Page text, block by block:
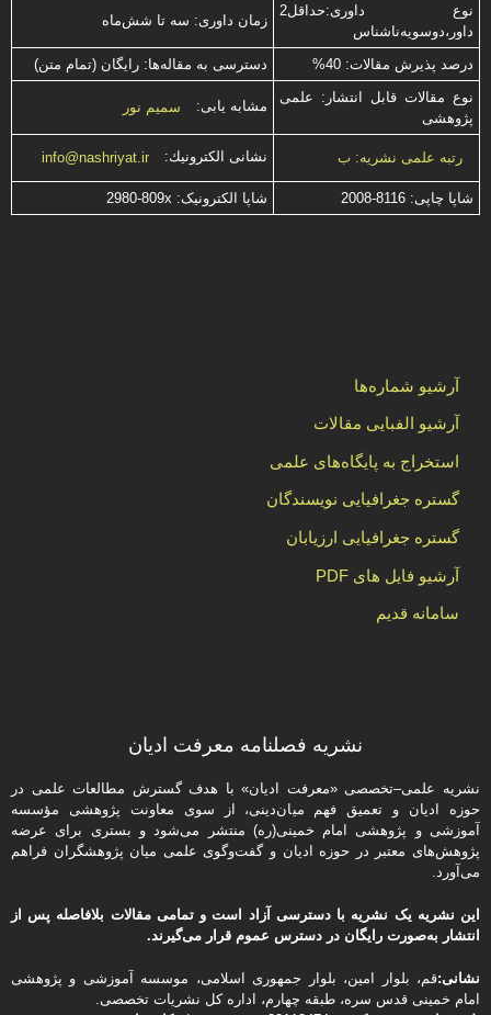
نوع داوری:حداقل2
داور،دوسویه‌ناشناس
زمان داوری: سه تا شش‌ماه
درصد پذیرش مقالات: 40%
دسترسی به مقاله‌ها: رایگان (تمام متن)
نوع مقالات قابل انتشار: علمی
پژوهشی
مشابه یابی: سمیم نور
رتبه علمی نشریه: ب نشانی الكترونیك: info@nashriyat.ir
شاپا چاپی: 2008-8116 شاپا الکترونیک: 2980-809x
آرشیو شماره‌ها
آرشیو الفبایی مقالات
استخراج به پایگاه‌های علمی
گستره جغرافیایی نویسندگان
گستره جغرافیایی ارزیابان
آرشیو فایل های PDF
سامانه قدیم
نشریه فصلنامه معرفت ادیان
نشریه علمی–تخصصی «معرفت ادیان» با هدف گسترش مطالعات علمی در
حوزه ادیان و تعمیق فهم میان‌دینی، از سوی معاونت پژوهشی مؤسسه
آموزشی و پژوهشی امام خمینی(ره) منتشر می‌شود و بستری برای عرضه
پژوهش‌های معتبر در حوزه ادیان و گفت‌وگوی علمی میان پژوهشگران فراهم
می‌آورد.
این نشریه یک نشریه با دسترسی آزاد است و تمامی مقالات بلافاصله پس از
انتشار به‌صورت رایگان در دسترس عموم قرار می‌گیرند.
نشانی:قم، بلوار امین، بلوار جمهوری اسلامی، موسسه آموزشی و پژوهشی
امام خمینی قدس سره، طبقه چهارم، اداره كل نشریات تخصصی.